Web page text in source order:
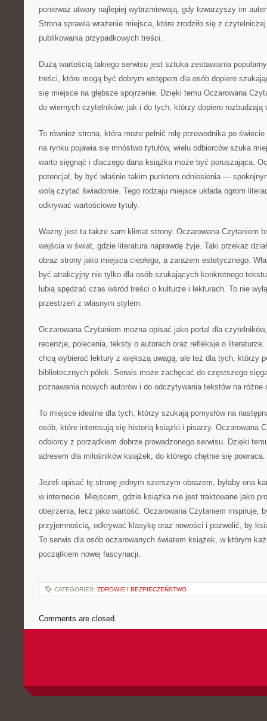
ponieważ utwory najlepiej wybrzmiewają, gdy towarzyszy im
Strona sprawia wrażenie miejsca, które zrodziło się z
publikowania przypadkowych treści.
Dużą wartością takiego serwisu jest sztuka zestawiania
treści, które mogą być dobrym wstępem dla osób dopiero
się miejsce na głębsze spojrzenie. Dzięki temu Oczarowana
do wiernych czytelników, jak i do tych, którzy dopiero rozbudzają
To również strona, która może pełnić rolę przewodnika po
na rynku pojawia się mnóstwo tytułów, wielu odbiorców szuka
warto sięgnąć i dlaczego dana książka może być poruszająca.
potencjał, by być właśnie takim punktem odniesienia —
wolą czytać świadomie. Tego rodzaju miejsce układa ogrom
odkrywać wartościowe tytuły.
Ważny jest tu także sam klimat strony. Oczarowana Czytaniem
wejścia w świat, gdzie literatura naprawdę żyje. Taki przekaz
obraz strony jako miejsca ciepłego, a zarazem estetycznego.
być atrakcyjny nie tylko dla osób szukających konkretnego
lubią spędzać czas wśród treści o kulturze i lekturach. To nie
przestrzeń z własnym stylem.
Oczarowana Czytaniem można opisać jako portal dla
recenzje, polecenia, teksty o autorach oraz refleksje o
chcą wybierać lektury z większą uwagą, ale też dla tych, którzy
bibliotecznych półek. Serwis może zachęcać do częstszego
poznawania nowych autorów i do odczytywania tekstów na różne
To miejsce idealne dla tych, którzy szukają pomysłów na
osób, które interesują się historią książki i pisarzy. Oczarowana
odbiorcy z porządkiem dobrze prowadzonego serwisu. Dzięki
adresem dla miłośników książek, do którego chętnie się powraca.
Jeżeli opisać tę stronę jednym szerszym obrazem, byłaby ona
w internecie. Miejscem, gdzie książka nie jest traktowane jako
obejrzenia, lecz jako wartość. Oczarowana Czytaniem inspiruje,
przyjemnością, odkrywać klasykę oraz nowości i pozwolić, by
To serwis dla osób oczarowanych światem książek, w którym
początkiem nowej fascynacji.
CATEGORIES: ZDROWIE I BEZPIECZEŃSTWO
Comments are closed.